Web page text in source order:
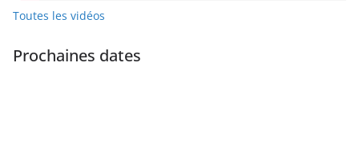
Toutes les vidéos
Prochaines dates